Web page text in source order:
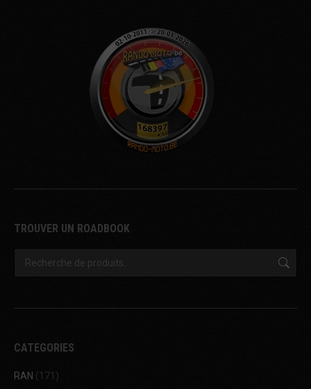
TROUVER UN ROADBOOK
CATEGORIES
RAN (171)